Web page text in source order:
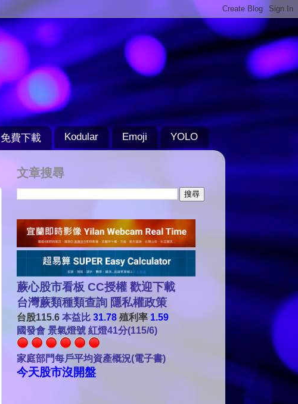
免費下載 Kodular Emoji YOLO
文章搜尋
蕨心股市看板 CC授權 歡迎下載
台灣蕨類種類查詢 隱私權政策
台股115.6 本益比 31.78 殖利率 1.59
國發會 景氣燈號 紅燈41分(115/6)
家庭部門每戶平均資產概況(電子書)
今天股市沒開盤